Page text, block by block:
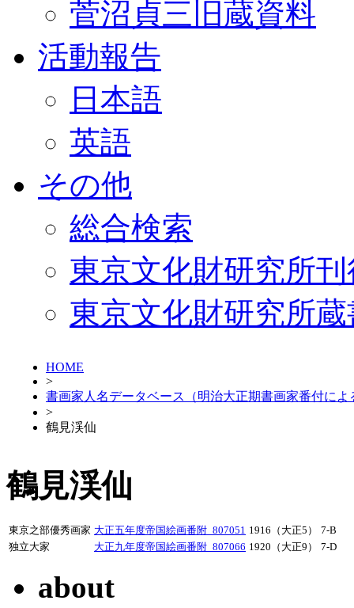
菅沼貞三旧蔵資料
活動報告
日本語
英語
その他
総合検索
東京文化財研究所
東京文化財研究所
HOME
>
書画家人名データベース（明治大正期書画家番付によ
>
鶴見渓仙
鶴見渓仙
東京之部優秀画家 大正五年度帝国絵画番附_807051 1916（大正5）
7-B
独立大家
大正九年度帝国絵画番附_807066 1920（大正9） 7-D
about